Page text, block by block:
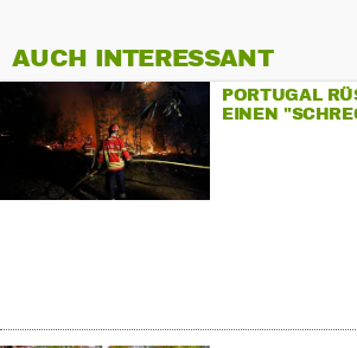
AUCH INTERESSANT
PORTUGAL
EINEN